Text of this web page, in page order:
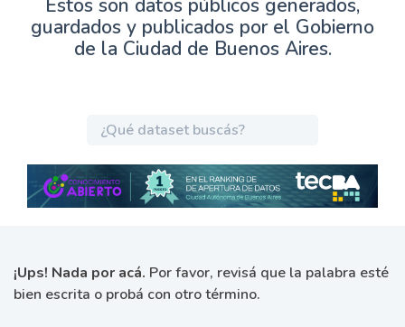
Estos son datos públicos generados,
guardados y publicados por el Gobierno
de la Ciudad de Buenos Aires.
¡Ups! Nada por acá. Por favor, revisá que la palabra esté
bien escrita o probá con otro término.